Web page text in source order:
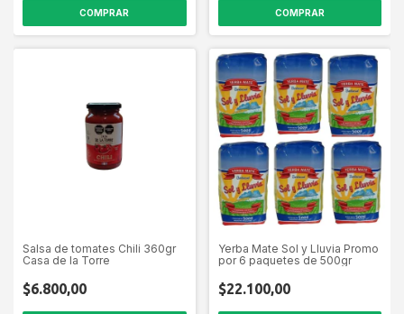
Salsa de tomates Chili 360gr
Casa de la Torre
$6.800,00
Yerba Mate Sol y Lluvia Promo
por 6 paquetes de 500gr
$22.100,00